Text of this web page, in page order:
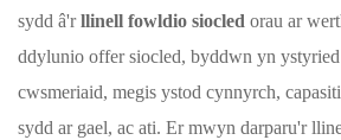
sydd â'rllinell fowldio siocled orau ar
ddylunio offer siocled, byddwn yn
cwsmeriaid, megis ystod cynnyrch,
sydd ar gael, ac ati. Er mwyn darparu'r